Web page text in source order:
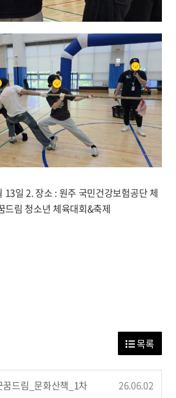
13일 2. 장소 : 원주 국민건강보험공단 체
드림 청소년 체육대회&축제
목록
꿈드림_문화산책_1차 26.06.02